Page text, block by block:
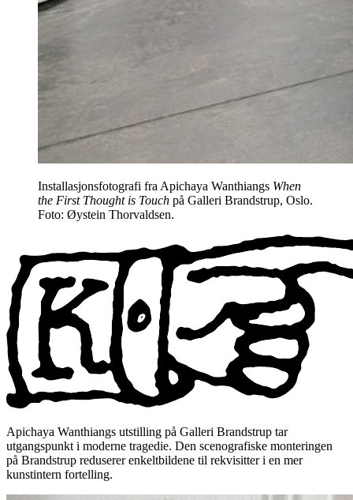
Installasjonsfotografi fra Apichaya Wanthiangs When
the First Thought is Touch på Galleri Brandstrup, Oslo.
Foto: Øystein Thorvaldsen.
Apichaya Wanthiangs utstilling på Galleri Brandstrup tar
utgangspunkt i moderne tragedie. Den scenografiske monteringen
på Brandstrup reduserer enkeltbildene til rekvisitter i en mer
kunstintern fortelling.